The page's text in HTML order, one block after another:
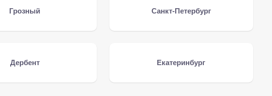
Грозный Санкт-Петербург
Дербент Екатеринбург